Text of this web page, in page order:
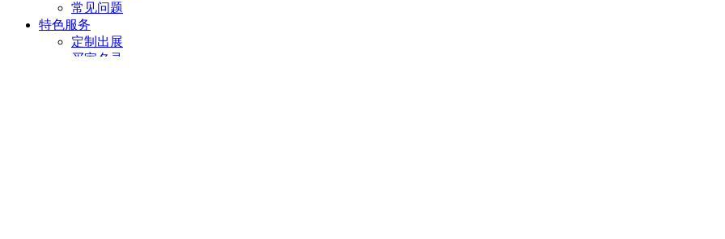
常见问题
特色服务
定制出展
买家名录